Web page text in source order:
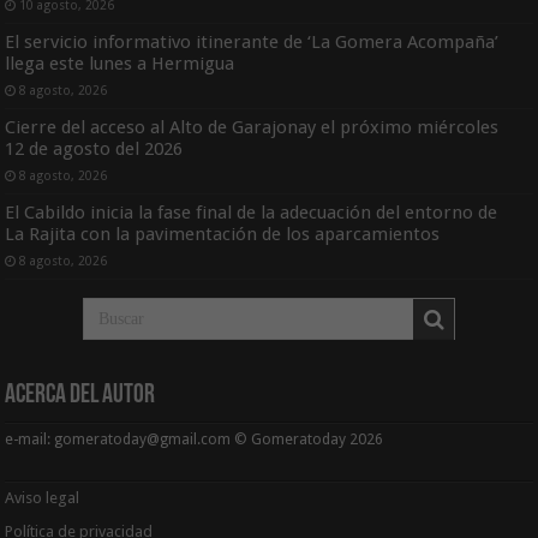
10 agosto, 2026
El servicio informativo itinerante de ‘La Gomera Acompaña’
llega este lunes a Hermigua
8 agosto, 2026
Cierre del acceso al Alto de Garajonay el próximo miércoles
12 de agosto del 2026
8 agosto, 2026
El Cabildo inicia la fase final de la adecuación del entorno de
La Rajita con la pavimentación de los aparcamientos
8 agosto, 2026
Acerca del Autor
e-mail: gomeratoday@gmail.com © Gomeratoday 2026
Aviso legal
Política de privacidad